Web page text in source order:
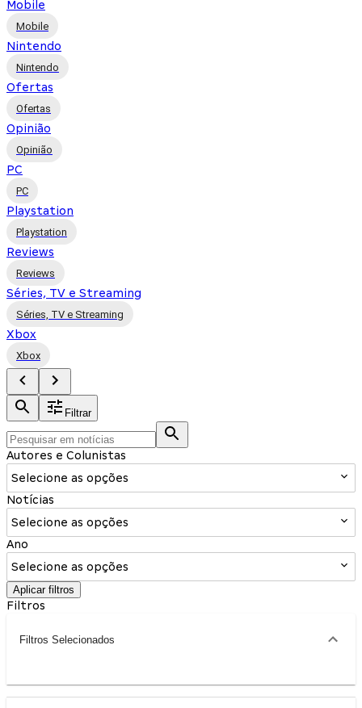
Mobile
Mobile
Nintendo
Nintendo
Ofertas
Ofertas
Opinião
Opinião
PC
PC
Playstation
Playstation
Reviews
Reviews
Séries, TV e Streaming
Séries, TV e Streaming
Xbox
Xbox
Filtrar
Autores e Colunistas
Selecione as opções
Notícias
Selecione as opções
Ano
Selecione as opções
Aplicar filtros
Filtros
Filtros Selecionados